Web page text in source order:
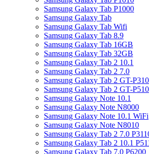
Samsung Galaxy Tab P1000
Samsung Galaxy Tab
Samsung Galaxy Tab Wifi
Samsung Galaxy Tab 8.9
Samsung Galaxy Tab 16GB
Samsung Galaxy Tab 32GB
Samsung Galaxy Tab 2 10.1
Samsung Galaxy Tab 2 7.0
Samsung Galaxy Tab 2 GT-
Samsung Galaxy Tab 2 GT-
Samsung Galaxy Note 10.1
Samsung Galaxy Note N8000
Samsung Galaxy Note 10.1 WiFi
Samsung Galaxy Note N8010
Samsung Galaxy Tab 2 7.0
Samsung Galaxy Tab 2 10.1
Samsung Galaxy Tab 7.0 P6200